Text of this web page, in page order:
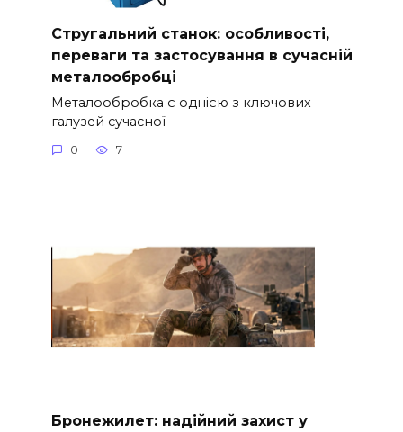
Стругальний станок: особливості,
переваги та застосування в сучасній
металообробці
Металообробка є однією з ключових
галузей сучасної
0 7
Бронежилет: надійний захист у